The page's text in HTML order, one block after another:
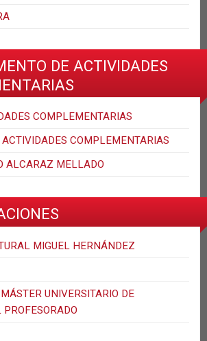
DE ACTIVIDADES
COMPLEMENTARIAS
COMPLEMENTARIAS
ALCARAZ MELLADO
MIGUEL HERNÁNDEZ
UNIVERSITARIO DE